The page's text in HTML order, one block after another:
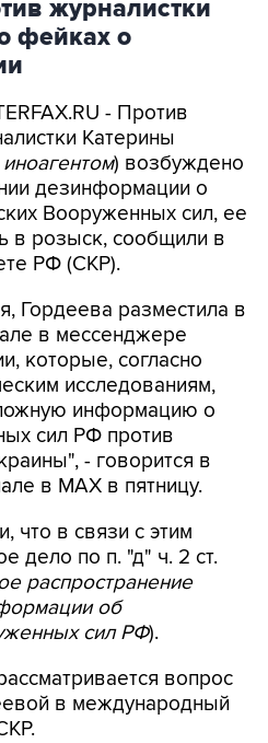
журналистки
фейках о
- Против
Катерины
) возбуждено
дезинформации о
Вооруженных сил, ее
в розыск, сообщили в
РФ (СКР).
Гордеева разместила в
в мессенджере
которые, согласно
исследованиям,
информацию о
сил РФ против
- говорится в
в MAX в пятницу.
что в связи с этим
дело по п. "д" ч. 2 ст.
распространение
об
сил РФ).
вопрос
в международный